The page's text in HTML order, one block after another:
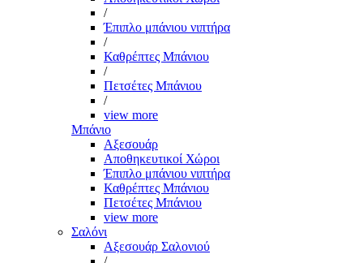
/
Έπιπλο μπάνιου νιπτήρα
/
Καθρέπτες Μπάνιου
/
Πετσέτες Μπάνιου
/
view more
Μπάνιο
Αξεσουάρ
Αποθηκευτικοί Χώροι
Έπιπλο μπάνιου νιπτήρα
Καθρέπτες Μπάνιου
Πετσέτες Μπάνιου
view more
Σαλόνι
Αξεσουάρ Σαλονιού